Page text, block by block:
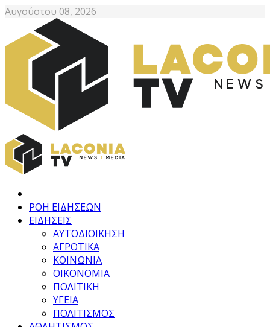
Αυγούστου 08, 2026
ΡΟΗ ΕΙΔΗΣΕΩΝ
ΕΙΔΗΣΕΙΣ
ΑΥΤΟΔΙΟΙΚΗΣΗ
ΑΓΡΟΤΙΚΑ
ΚΟΙΝΩΝΙΑ
ΟΙΚΟΝΟΜΙΑ
ΠΟΛΙΤΙΚΗ
ΥΓΕΙΑ
ΠΟΛΙΤΙΣΜΟΣ